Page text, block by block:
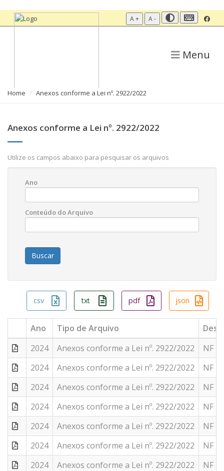
A + A -
Menu
Home Anexos conforme a Lei nº. 2922/2022
Anexos conforme a Lei nº. 2922/2022
Utilize os campos abaixo para pesquisar os arquivos
Ano
Conteúdo do Arquivo
csv txt pdf json
Ano Tipo de Arquivo
2024
Anexos conforme a Lei nº. 2922/2022
NF
2024
Anexos conforme a Lei nº. 2922/2022
NF
2024
Anexos conforme a Lei nº. 2922/2022
NF
2024
Anexos conforme a Lei nº. 2922/2022
NF
2024
Anexos conforme a Lei nº. 2922/2022
NF
2024
Anexos conforme a Lei nº. 2922/2022
NF
2024
Anexos conforme a Lei nº. 2922/2022
NF